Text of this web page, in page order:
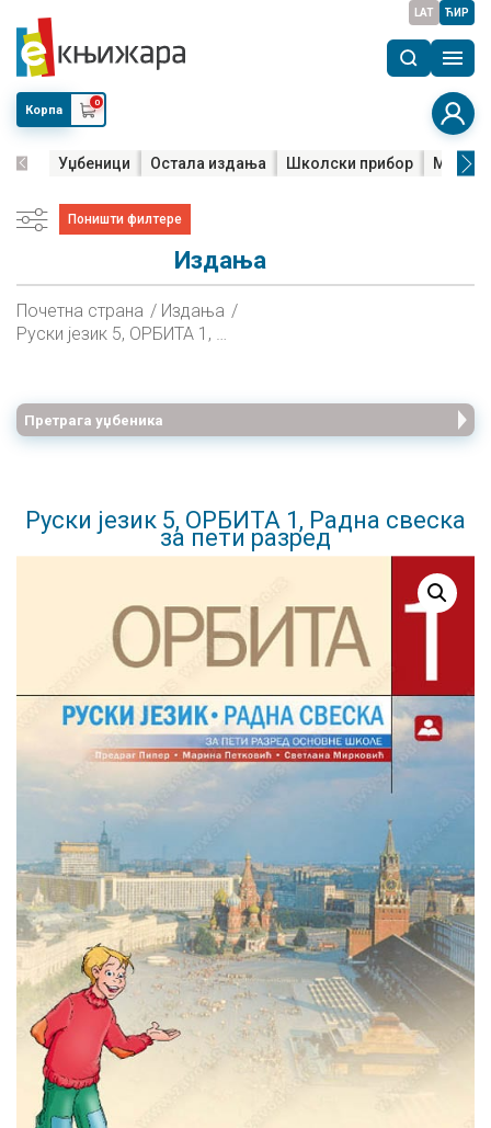
LAT ЋИР
Корпа
0
Уџбеници Остала издања Школски прибор Мала
Поништи филтере
Издања
Почетна страна
Издања
Руски језик 5, ОРБИТА 1, Радна свеска за пети разред
Претрага уџбеника
Руски језик 5, ОРБИТА 1, Радна свеска
за пети разред